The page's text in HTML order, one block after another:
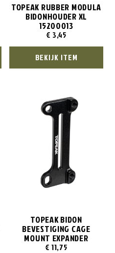
TOPEAK RUBBER MODULA
BIDONHOUDER XL
15200013
€ 3,45
BEKIJK ITEM
TOPEAK BIDON
BEVESTIGING CAGE
MOUNT EXPANDER
€ 11,75